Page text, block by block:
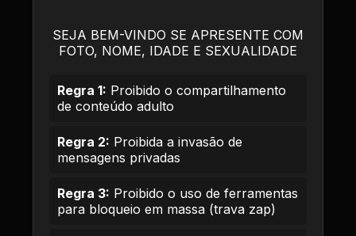
SEJA BEM-VINDO SE APRESENTE COM
FOTO, NOME, IDADE E SEXUALIDADE
Regra 1: Proibido o compartilhamento
de conteúdo adulto
Regra 2: Proibida a invasão de
mensagens privadas
Regra 3: Proibido o uso de ferramentas
para bloqueio em massa (trava zap)